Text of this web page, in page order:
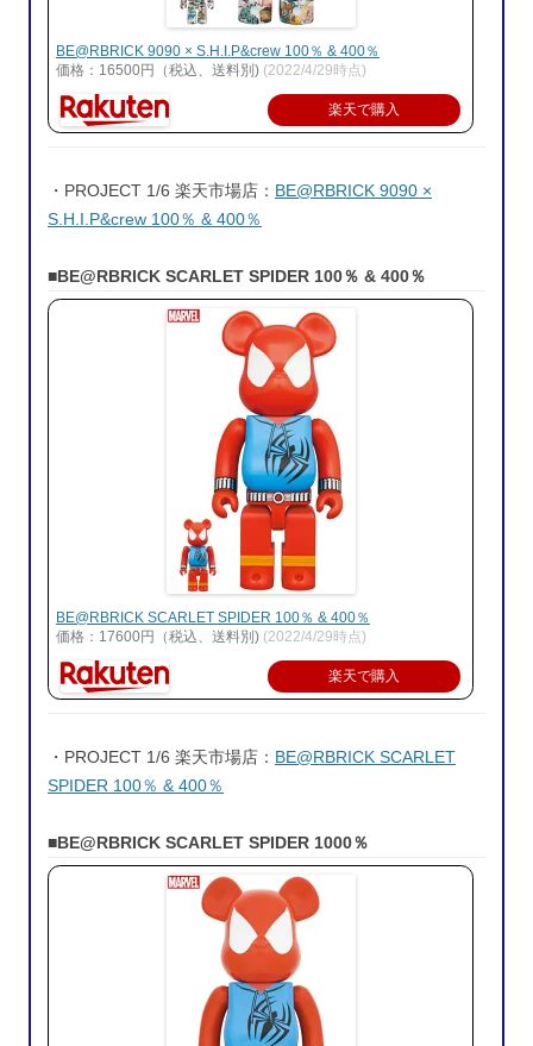
BE@RBRICK 9090 × S.H.I.P&crew 100％ & 400％
価格：16500円（税込、送料別) (2022/4/29時点)
楽天で購入
・PROJECT 1/6 楽天市場店： BE@RBRICK 9090 ×
S.H.I.P&crew 100％ & 400％
■BE@RBRICK SCARLET SPIDER 100％ & 400％
BE@RBRICK SCARLET SPIDER 100％ & 400％
価格：17600円（税込、送料別) (2022/4/29時点)
楽天で購入
・PROJECT 1/6 楽天市場店： BE@RBRICK SCARLET
SPIDER 100％ & 400％
■BE@RBRICK SCARLET SPIDER 1000％